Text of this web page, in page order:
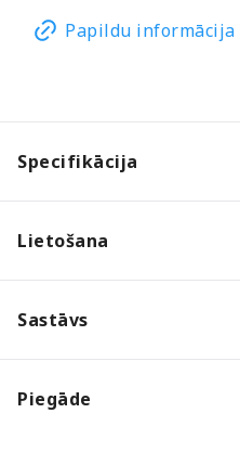
Papildu
Specifikācija
Lietošana
Sastāvs
Piegāde